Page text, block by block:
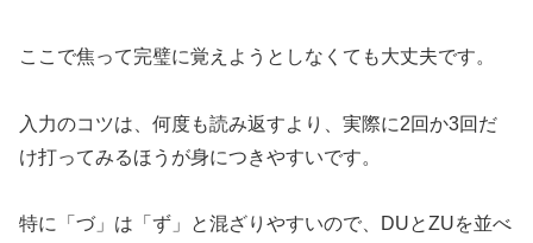
ここで焦って完璧に覚えようとしなくても大丈夫です。
入力のコツは、何度も読み返すより、実際に2回か3回だ
け打ってみるほうが身につきやすいです。
特に「づ」は「ず」と混ざりやすいので、DUとZUを並べ